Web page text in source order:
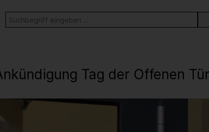
Stichwortsuche
SUCHE
Tag der Offenen